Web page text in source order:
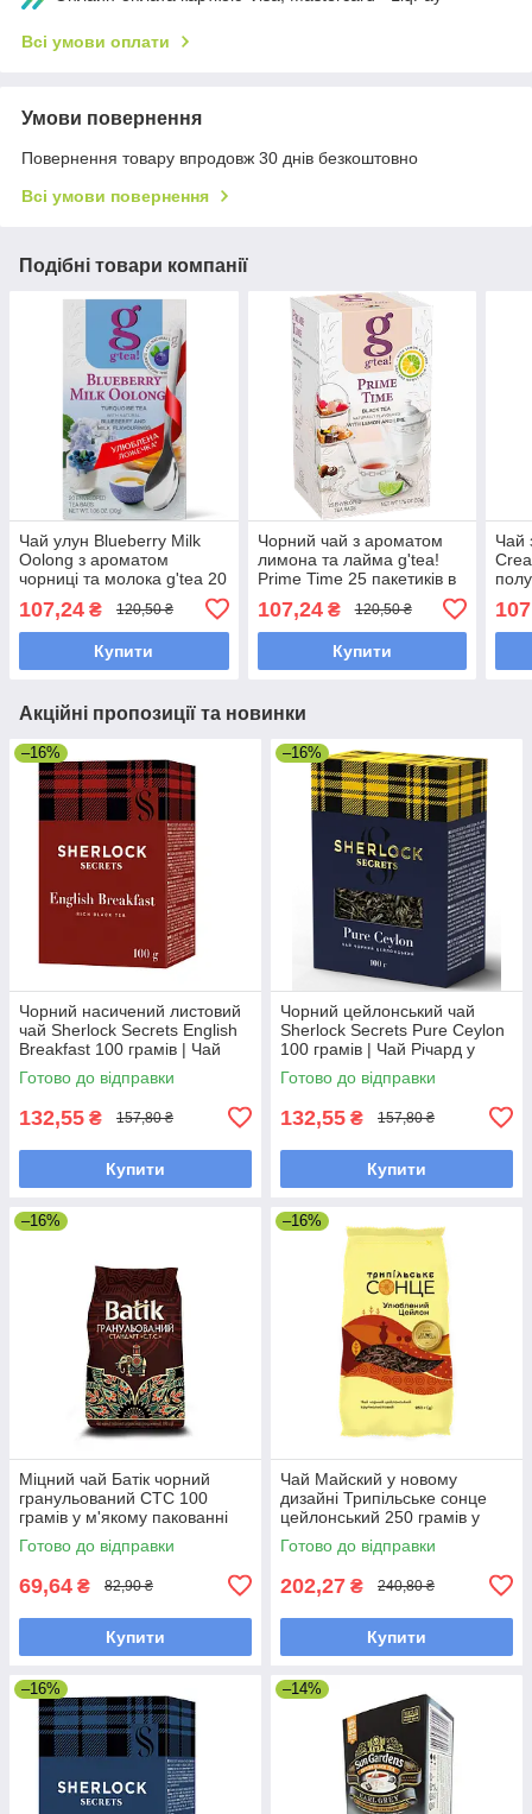
Всі умови оплати
Умови повернення
Повернення товару впродовж 30 днів безкоштовно
Всі умови повернення
Подібні товари компанії
Чай улун Blueberry Milk
Oolong з ароматом
чорниці та молока g'tea 20
бірюзовий чай
107,24 ₴ 120,50 ₴
Купити
Чорний чай з ароматом
лимона та лайма g'tea!
Prime Time 25 пакетиків в
індивідуальних конвертах
107,24₴ 120,50 ₴
Купити
Чай
Акційні пропозиції та новинки
–16%
Чорний насичений листовий
чай Sherlock Secrets English
Breakfast 100 грамів | Чай
Richard у новому дизайні
Готово до відправки
132,55 ₴ 157,80 ₴
Купити
–16%
Чорний цейлонський чай
Sherlock Secrets Pure Ceylon
100 грамів | Чай Річард у
новому дизайні
Готово до відправки
132,55 ₴ 157,80 ₴
Купити
–16%
Міцний чай Батік чорний
гранульований СТС 100
грамів у м'якому пакованні
Готово до відправки
69,64 ₴ 82,90 ₴
Купити
–16%
Чай Майский у новому
дизайні Трипільське сонце
цейлонський 250 грамів у
м'якій упаковці
Готово до відправки
202,27 ₴ 240,80 ₴
Купити
–16% –14%